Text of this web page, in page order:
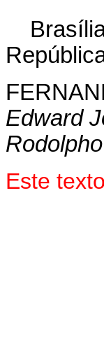
Edward
Este